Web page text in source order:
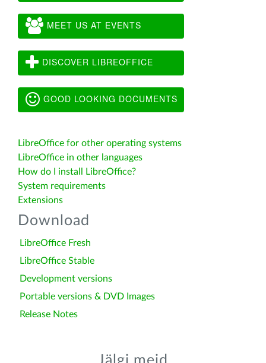
MEET US AT EVENTS
DISCOVER LIBREOFFICE
GOOD LOOKING DOCUMENTS
LibreOffice for other operating systems
LibreOffice in other languages
How do I install LibreOffice?
System requirements
Extensions
Download
LibreOffice Fresh
LibreOffice Stable
Development versions
Portable versions & DVD Images
Release Notes